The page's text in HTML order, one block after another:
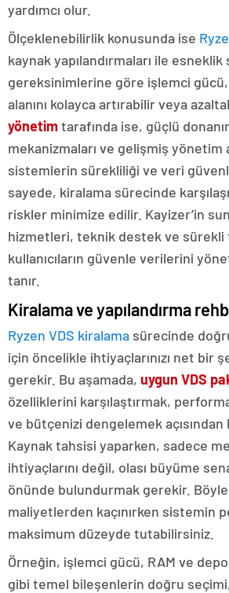
yardımcı olur.
Ölçeklenebilirlik konusunda ise
kaynak yapılandırmaları ile esneklik
gereksinimlerine göre işlemci
alanını kolayca artırabilir veya
yönetimtarafında ise, güçlü
mekanizmaları ve gelişmiş yönetim
sistemlerin sürekliliği ve veri
sayede, kiralama sürecinde
riskler minimize edilir. Kayizer’in
hizmetleri, teknik destek ve sürekli
kullanıcıların güvenle verilerini
tanır.
Kiralama ve yapılandırma
Ryzen VDS kiralama sürecinde
için öncelikle ihtiyaçlarınızı net bir
gerekir. Bu aşamada, uygun VDS
özelliklerini karşılaştırmak,
ve bütçenizi dengelemek açısından
Kaynak tahsisi yaparken, sadece
ihtiyaçlarını değil, olası büyüme
önünde bulundurmak gerekir.
maliyetlerden kaçınırken sistemin
maksimum düzeyde tutabilirsiniz.
Örneğin, işlemci gücü, RAM ve
gibi temel bileşenlerin doğru